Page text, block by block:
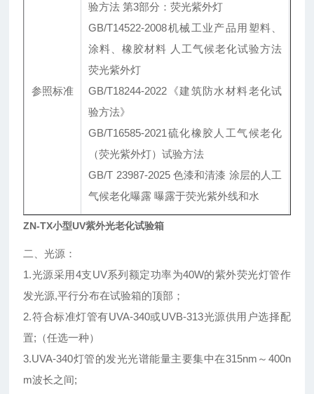
参照标准
验方法 第3部分：荧光紫外灯
GB/T14522-2008机械工业产品用塑料、
涂料、橡胶材料 人工气候老化试验方法
荧光紫外灯
GB/T18244-2022《建筑防水材料老化试
验方法》
GB/T16585-2021硫化橡胶人工气候老化
（荧光紫外灯）试验方法
GB/T 23987-2025 色漆和清漆 涂层的人工
气候老化曝露 曝露于荧光紫外线和水
ZN-TX小型UV紫外光老化试验箱
二、光源：
1.光源采用4支UV系列额定功率为40W的紫外荧光灯管作
发光源,平行分布在试验箱的顶部；
2.符合标准灯管有UVA-340或UVB-313光源供用户选择配
置;（任选一种）
3.UVA-340灯管的发光光谱能量主要集中在315nm～400n
m波长之间;